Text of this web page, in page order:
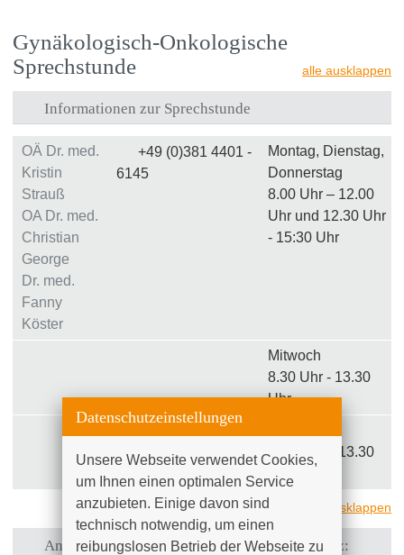
Gynäkologisch-Onkologische
Sprechstunde
alle ausklappen
Informationen zur Sprechstunde
OÄ Dr. med.
Kristin
Strauß
OA Dr. med.
Christian
George
Dr. med.
Fanny
Köster
+49 (0)381 4401 -
6145
Montag, Dienstag,
Donnerstag
8.00 Uhr – 12.00
Uhr und 12.30 Uhr
- 15:30 Uhr
Mitwoch
8.30 Uhr - 13.30
Uhr
8.30 Uhr – 13.30
Uhr
alle ausklappen
Anmeldung von Patienten zur Tumorkonferenz:
Datenschutzeinstellungen
Unsere Webseite verwendet Cookies,
um Ihnen einen optimalen Service
anzubieten. Einige davon sind
technisch notwendig, um einen
reibungslosen Betrieb der Webseite zu